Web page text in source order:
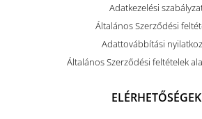
Adatkezelési
Általános Szerződési
Adattovábbítási
Általános Szerződési feltételek
ELÉRHETŐSÉGEK